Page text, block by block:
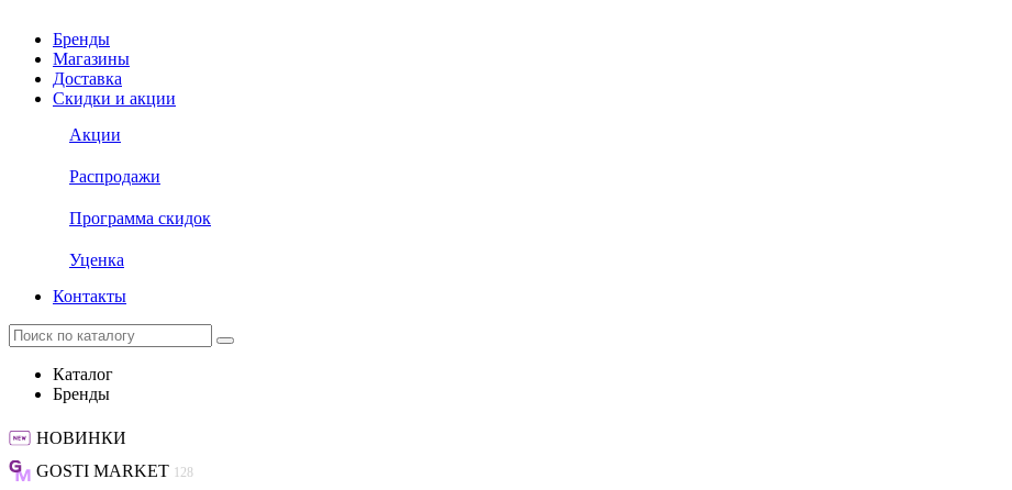
Бренды
Магазины
Доставка
Скидки и акции
Акции
Распродажи
Программа скидок
Уценка
Контакты
Каталог
Бренды
НОВИНКИ
GOSTI MARKET 128